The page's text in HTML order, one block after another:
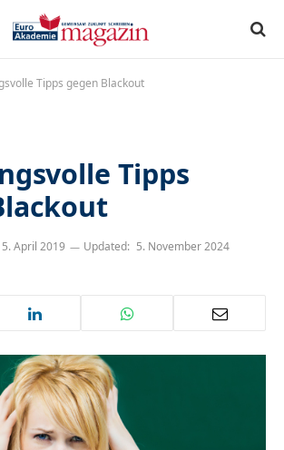
Tipps gegen Blackout
Tipps
April 2019 Updated: 5. November 2024